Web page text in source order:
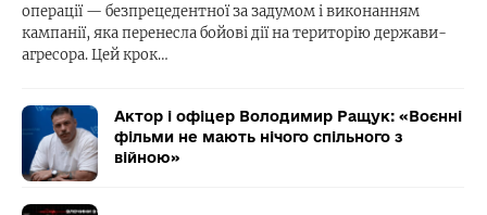
операції — безпрецедентної за задумом і виконанням
кампанії, яка перенесла бойові дії на територію держави-
агресора. Цей крок…
Актор і офіцер Володимир Ращук: «Воєнні
фільми не мають нічого спільного з
війною»